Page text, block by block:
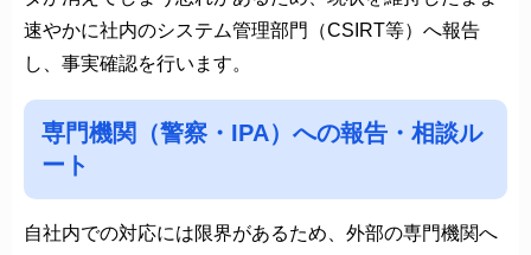
速やかに社内のシステム管理部門（CSIRT等）へ報告
し、事実確認を行います。
専門機関（警察・IPA）への報告・相談ル
ート
自社内での対応には限界があるため、外部の専門機関へ